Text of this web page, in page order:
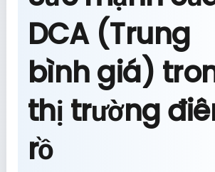
DCA (Trung
bình giá)
thị trường
rồ